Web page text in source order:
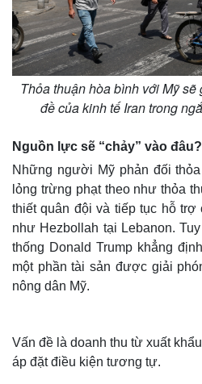
Thỏa thuận hòa bình với Mỹ
đề của kinh tế Iran trong
Nguồn lực sẽ “chảy” vào đâu?
Những người Mỹ phản đối
lỏng trừng phạt theo như thỏa
thiết quân đội và tiếp tục hỗ
như Hezbollah tại Lebanon.
thống Donald Trump khẳng
một phần tài sản được giải
nông dân Mỹ.
Vấn đề là doanh thu từ xuất
áp đặt điều kiện tương tự.